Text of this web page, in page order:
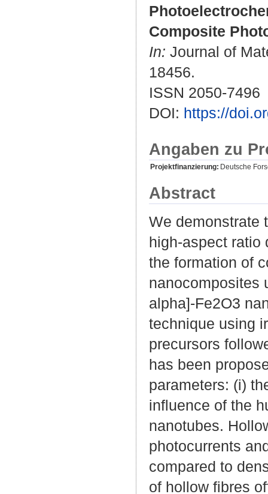
Composite
In: Journal of
18456.
ISSN 2050-7496
DOI: https://
Angaben zu
Projektfinanzierung: Deutsche
Abstract
We demonstrate
high-aspect ratio
the formation of
nanocomposites
alpha]-Fe2O3
technique using
precursors
has been
parameters: (i)
influence of the
nanotubes.
photocurrents
compared to
of hollow fibres